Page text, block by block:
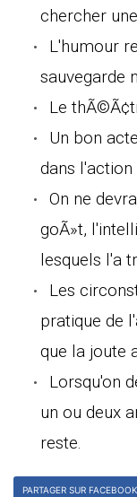
chercher
L'humour
sauvegarde
Le
Un bon
dans
On ne
goÃ»t,
lesquels l'a
Les
pratique de
que la joute
Lorsqu'on
un ou deux
reste.
PARTAGER SUR FACEBOOK